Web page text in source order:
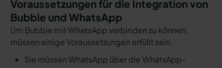
Voraussetzungen für die Integration von
Bubble und WhatsApp
Um Bubble mit WhatsApp verbinden zu können,
müssen einige Voraussetzungen erfüllt sein.
Sie müssen WhatsApp über die WhatsApp-